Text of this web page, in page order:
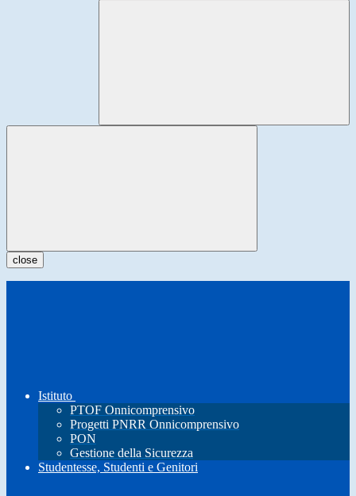
close
Istituto
PTOF Onnicomprensivo
Progetti PNRR Onnicomprensivo
PON
Gestione della Sicurezza
Studentesse, Studenti e Genitori